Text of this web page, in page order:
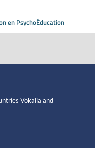
en PsychoÉducation
Vokalia and